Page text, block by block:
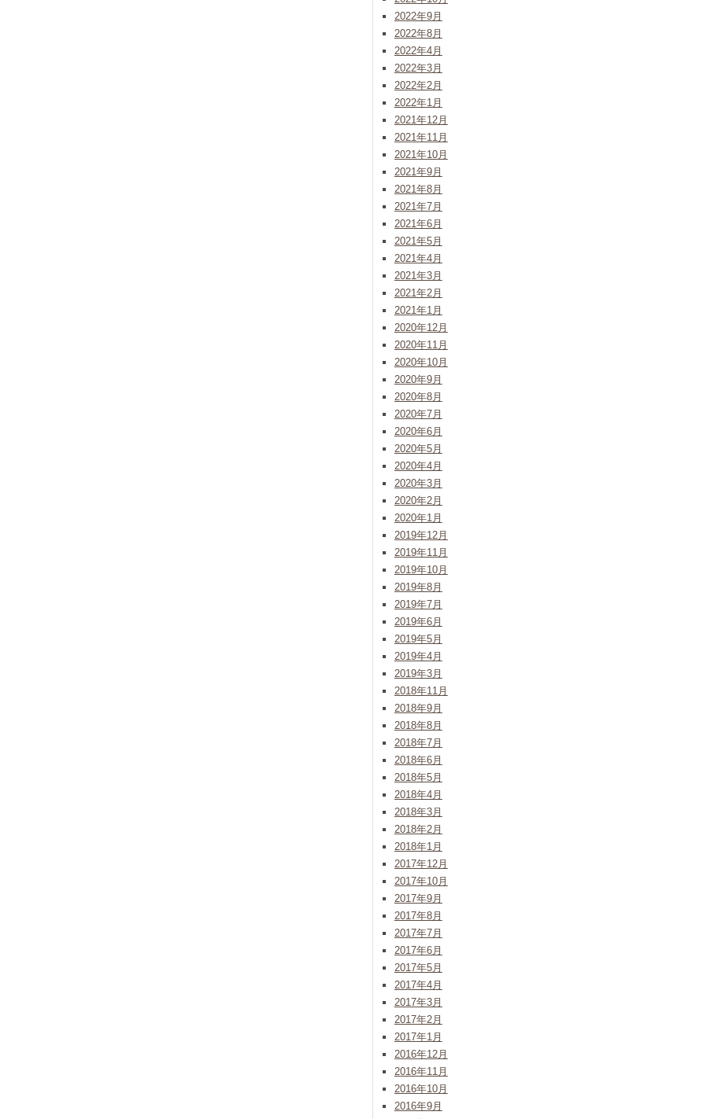
2022年9月
2022年8月
2022年4月
2022年3月
2022年2月
2022年1月
2021年12月
2021年11月
2021年10月
2021年9月
2021年8月
2021年7月
2021年6月
2021年5月
2021年4月
2021年3月
2021年2月
2021年1月
2020年12月
2020年11月
2020年10月
2020年9月
2020年8月
2020年7月
2020年6月
2020年5月
2020年4月
2020年3月
2020年2月
2020年1月
2019年12月
2019年11月
2019年10月
2019年8月
2019年7月
2019年6月
2019年5月
2019年4月
2019年3月
2018年11月
2018年9月
2018年8月
2018年7月
2018年6月
2018年5月
2018年4月
2018年3月
2018年2月
2018年1月
2017年12月
2017年10月
2017年9月
2017年8月
2017年7月
2017年6月
2017年5月
2017年4月
2017年3月
2017年2月
2017年1月
2016年12月
2016年11月
2016年10月
2016年9月